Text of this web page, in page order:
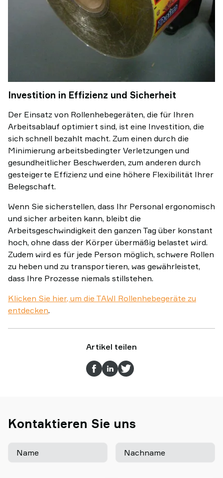
Investition in Effizienz und Sicherheit
Der Einsatz von Rollenhebegeräten, die für Ihren
Arbeitsablauf optimiert sind, ist eine Investition, die
sich schnell bezahlt macht. Zum einen durch die
Minimierung arbeitsbedingter Verletzungen und
gesundheitlicher Beschwerden, zum anderen durch
gesteigerte Effizienz und eine höhere Flexibilität Ihrer
Belegschaft.
Wenn Sie sicherstellen, dass Ihr Personal ergonomisch
und sicher arbeiten kann, bleibt die
Arbeitsgeschwindigkeit den ganzen Tag über konstant
hoch, ohne dass der Körper übermäßig belastet wird.
Zudem wird es für jede Person möglich, schwere Rollen
zu heben und zu transportieren, was gewährleistet,
dass Ihre Prozesse niemals stillstehen.
Klicken Sie hier, um die TAWI Rollenhebegeräte zu
entdecken.
Artikel teilen
Kontaktieren Sie uns
Name Nachname